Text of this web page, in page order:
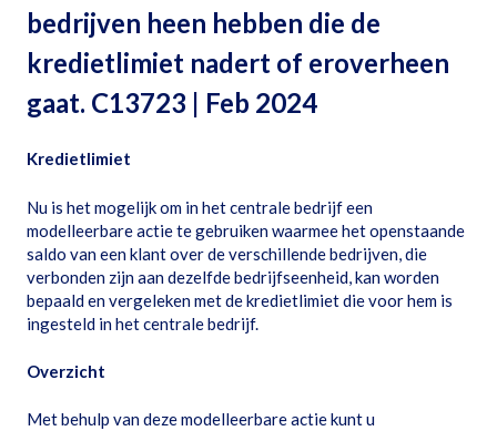
bedrijven heen hebben die de
kredietlimiet nadert of eroverheen
gaat. C13723 | Feb 2024
Kredietlimiet
Nu is het mogelijk om in het centrale bedrijf een
modelleerbare actie te gebruiken waarmee het openstaande
saldo van een klant over de verschillende bedrijven, die
verbonden zijn aan dezelfde bedrijfseenheid, kan worden
bepaald en vergeleken met de kredietlimiet die voor hem is
ingesteld in het centrale bedrijf.
Overzicht
Met behulp van deze modelleerbare actie kunt u